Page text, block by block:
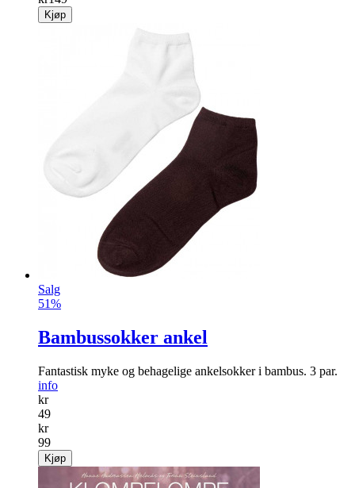
Kjøp
Salg
51%
Bambussokker ankel
Fantastisk myke og behagelige ankelsokker i bambus. 3 par.
info
kr
49
kr
99
Kjøp